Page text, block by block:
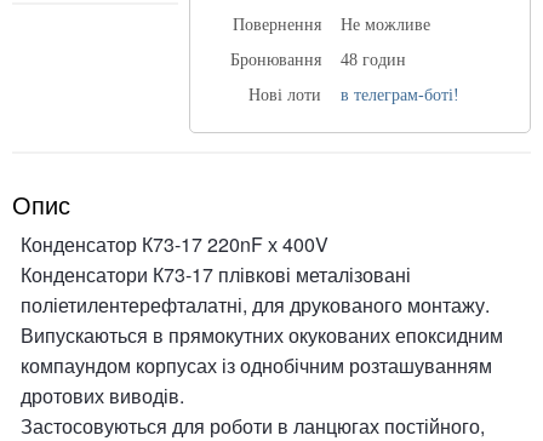
Повернення
Не можливе
Бронювання
48 годин
Нові лоти
в телеграм-боті!
Опис
Конденсатор К73-17 220nF х 400V
Конденсатори К73-17 плівкові металізовані
поліетилентерефталатні, для друкованого монтажу.
Випускаються в прямокутних окукованих епоксидним
компаундом корпусах із однобічним розташуванням
дротових виводів.
Застосовуються для роботи в ланцюгах постійного,